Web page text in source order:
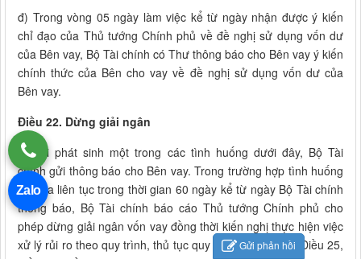
đ) Trong vòng 05 ngày làm việc kể từ ngày nhận được ý kiến
chỉ đạo của Thủ tướng Chính phủ về đề nghị sử dụng vốn dư
của Bên vay, Bộ Tài chính có Thư thông báo cho Bên vay ý kiến
chính thức của Bên cho vay về đề nghị sử dụng vốn dư của
Bên vay.
Điều 22. Dừng giải ngân
1. Khi phát sinh một trong các tình huống dưới đây, Bộ Tài
chính gửi thông báo cho Bên vay. Trong trường hợp tình huống
diễn ra liên tục trong thời gian 60 ngày kể từ ngày Bộ Tài chính
thông báo, Bộ Tài chính báo cáo Thủ tướng Chính phủ cho
phép dừng giải ngân vốn vay đồng thời kiến nghị thực hiện việc
xử lý rủi ro theo quy trình, thủ tục quy định tại Điều 24, Điều 25,
Gửi phản hồi
Zalo